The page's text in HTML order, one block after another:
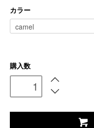
カラー
購入数